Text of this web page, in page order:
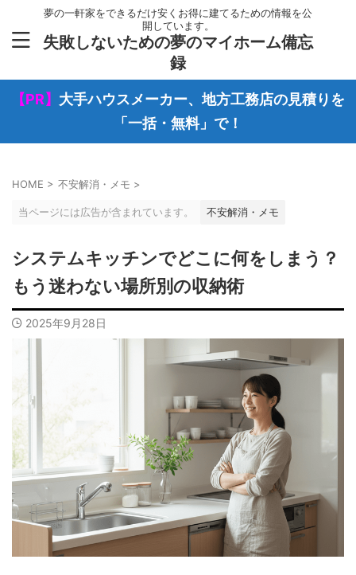
夢の一軒家をできるだけ安くお得に建てるための情報を公
開しています。
失敗しないための夢のマイホーム備忘
録
【PR】 大手ハウスメーカー、地方工務店の見積りを
「一括・無料」で！
HOME > 不安解消・メモ >
当ページには広告が含まれています。 不安解消・メモ
システムキッチンでどこに何をしまう？
もう迷わない場所別の収納術
2025年9月28日